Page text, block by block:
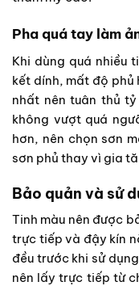
Pha quá tay làm
Khi dùng quá nhiều
kết dính, mất độ
nhất nên tuân thủ
không vượt quá
hơn, nên chọn sơn
sơn phủ thay vì gia
Bảo quản và sử
Tinh màu nên được
trực tiếp và đậy kín
đều trước khi sử
nên lấy trực tiếp từ